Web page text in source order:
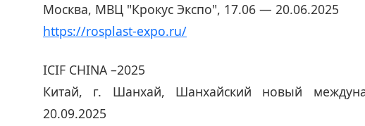
Москва, МВЦ "Крокус Экспо", 17.06 — 20.06.2025
https://rosplast-expo.ru/
ICIF CHINA –2025
Китай, г. Шанхай, Шанхайский новый
20.09.2025